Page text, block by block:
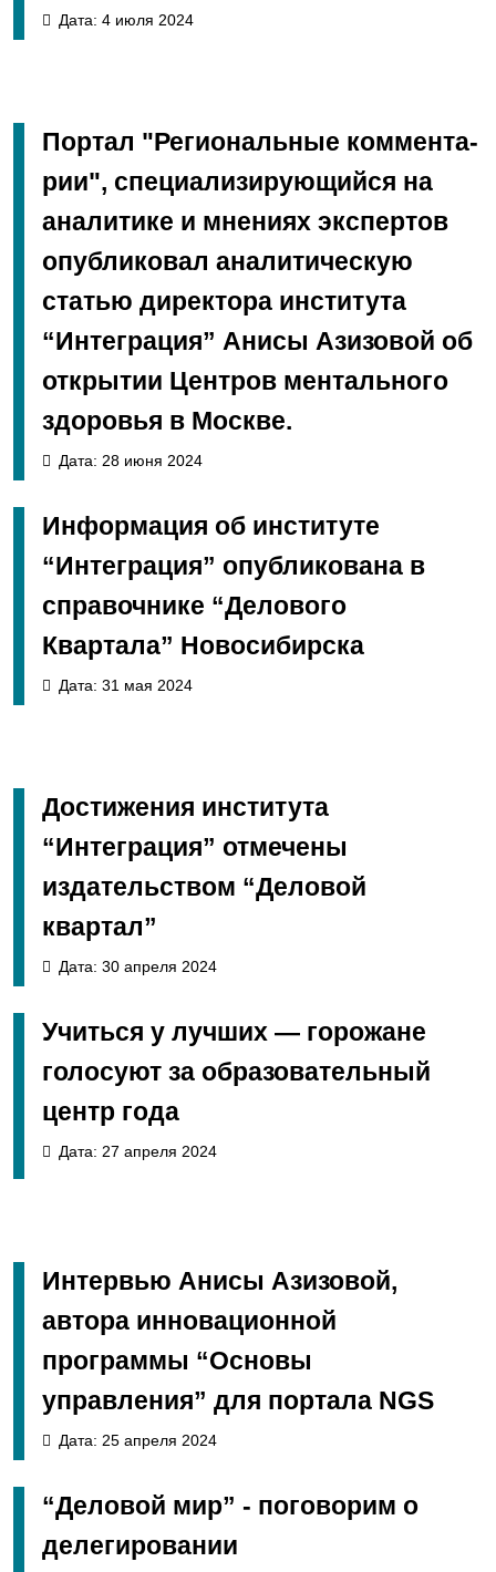
Дата: 4 июля 2024
Пор­та­л "Ре­ги­о­наль­ные ком­мен­та­
рии", специализирующийся на
аналитике и мнениях экспертов
опубликовал аналитическую
статью директора института
“Интеграция” Анисы Азизовой об
открытии Центров ментального
здоровья в Москве.
Дата: 28 июня 2024
Информация об институте
“Интеграция” опубликована в
справочнике “Делового
Квартала” Новосибирска
Дата: 31 мая 2024
Достижения института
“Интеграция” отмечены
издательством “Деловой
квартал”
Дата: 30 апреля 2024
Учиться у лучших — горожане
голосуют за образовательный
центр года
Дата: 27 апреля 2024
Интервью Анисы Азизовой,
автора инновационной
программы “Основы
управления” для портала NGS
Дата: 25 апреля 2024
“Деловой мир” - поговорим о
делегировании